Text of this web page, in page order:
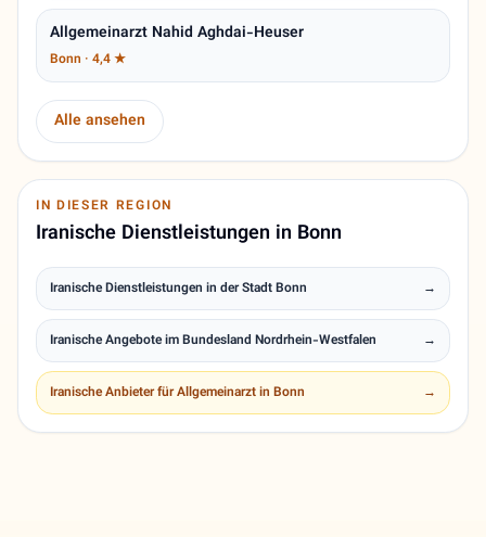
Allgemeinarzt Nahid Aghdai-Heuser
Bonn · 4,4 ★
Alle ansehen
IN DIESER REGION
Iranische Dienstleistungen in Bonn
Iranische Dienstleistungen in der Stadt Bonn →
Iranische Angebote im Bundesland Nordrhein-Westfalen →
Iranische Anbieter für Allgemeinarzt in Bonn →